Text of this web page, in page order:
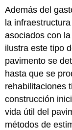
Además del
la
asociados con
ilustra este tipo
pavimento se
hasta que se
rehabilitaciones
construcción
vida útil del
métodos de